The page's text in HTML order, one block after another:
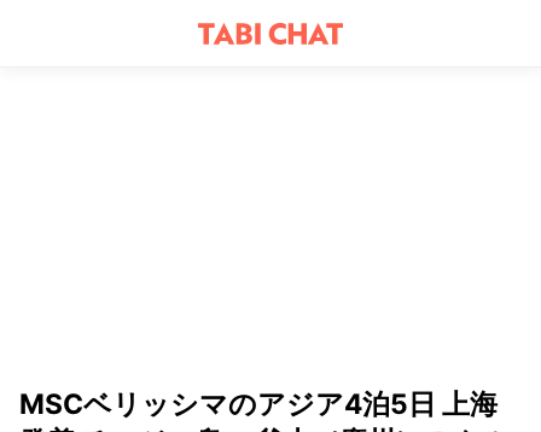
MSCベリッシマのアジア4泊5日 上海